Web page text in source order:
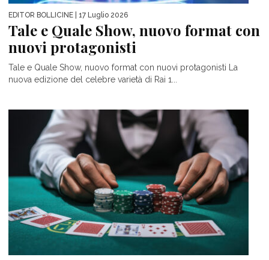
EDITOR BOLLICINE | 17 Luglio 2026
Tale e Quale Show, nuovo format con
nuovi protagonisti
Tale e Quale Show, nuovo format con nuovi protagonisti La
nuova edizione del celebre varietà di Rai 1...